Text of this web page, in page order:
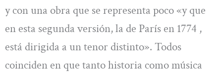
y con una obra que se representa poco «y que
en esta segunda versión, la de París en 1774 ,
está dirigida a un tenor distinto». Todos
coinciden en que tanto historia como música